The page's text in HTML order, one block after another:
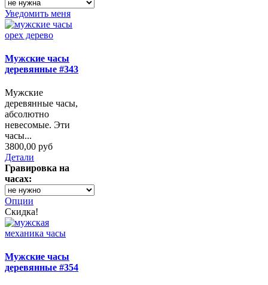
Уведомить меня
Мужские часы
деревянные #343
Мужские
деревянные часы,
абсолютно
невесомые. Эти
часы...
3800,00 руб
Детали
Гравировка на
часах:
Опции
Скидка!
Мужские часы
деревянные #354